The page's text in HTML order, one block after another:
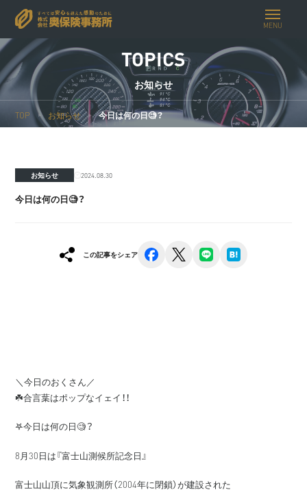
MENU
TOPICS
お知らせ
TOP お知らせ 今日は何の日🧐？
お知らせ 2024.08.30
今日は何の日🧐？
この記事をシェア facebook line
＼今日のおくさん／
☘️合言葉はポップなイェイ！！
𖤐今日は何の日🧐？
8月30日は『富士山測候所記念日』
富士山山頂に気象観測所（2004年に閉鎖）が建設された